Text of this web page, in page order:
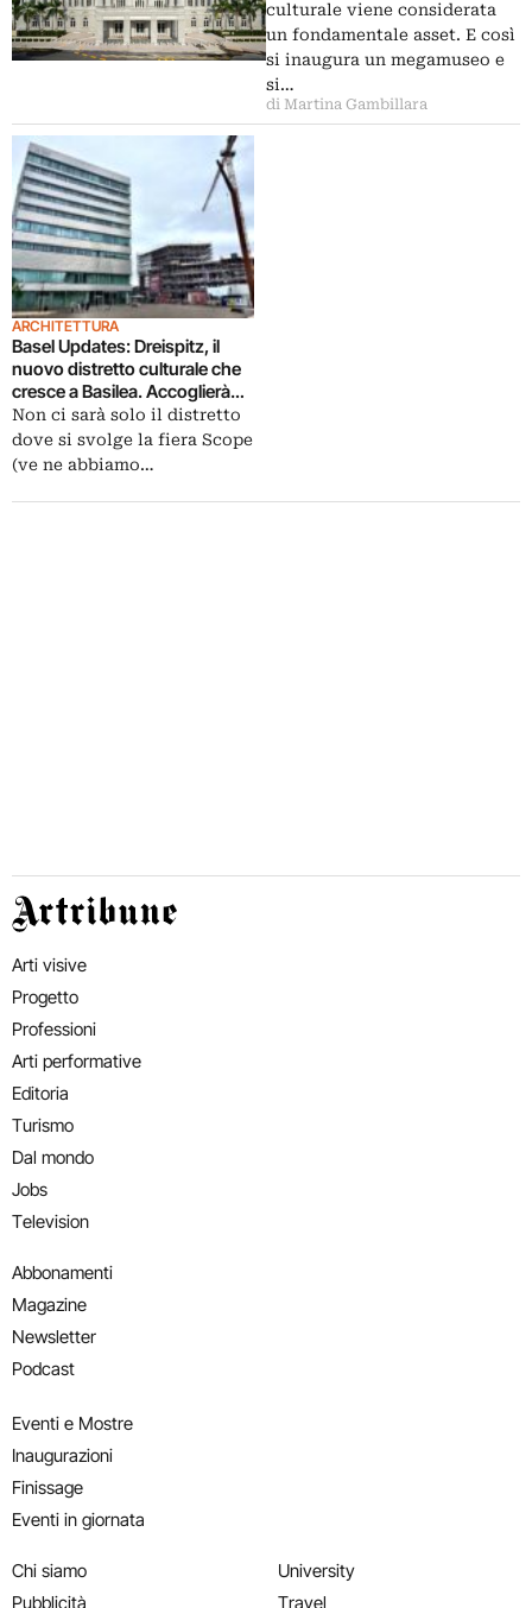
culturale viene considerata
un fondamentale asset. E così
si inaugura un megamuseo e
si…
di Martina Gambillara
ARCHITETTURA
Basel Updates: Dreispitz, il
nuovo distretto culturale che
cresce a Basilea. Accoglierà
progetti immobiliari,
l’Accademia e la Kunsthaus
Baselland
Non ci sarà solo il distretto
dove si svolge la fiera Scope
(ve ne abbiamo…
Artribune
Arti visive
Progetto
Professioni
Arti performative
Editoria
Turismo
Dal mondo
Jobs
Television
Abbonamenti
Magazine
Newsletter
Podcast
Eventi e Mostre
Inaugurazioni
Finissage
Eventi in giornata
Chi siamo
Pubblicità
University
Travel